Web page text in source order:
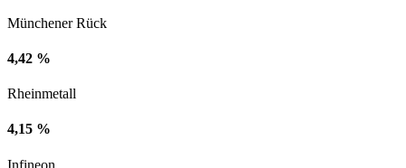
Münchener Rück
4,42 %
Rheinmetall
4,15 %
Infineon